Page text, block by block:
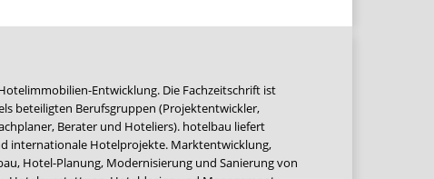
Entwicklung. Die Fachzeitschrift ist
beteiligten Berufsgruppen (Projektentwickler,
Berater und Hoteliers). hotelbau liefert
internationale Hotelprojekte. Marktentwicklung,
Hotel-Planung, Modernisierung und Sanierung von